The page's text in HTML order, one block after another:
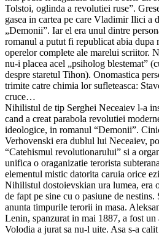
Tolstoi, oglinda a revolutiei ruse”.
gasea in cartea pe care Vladimir Ilici a
„Demonii”. Iar el era unul dintre
romanul a putut fi republicat abia dupa
operelor complete ale marelui scriitor.
nu-i placea acel „psiholog blestemat”
despre staretul Tihon). Onomastica
trimite catre chimia lor sufleteasca:
cruce…
Nihilistul de tip Serghei Neceaiev l-a
cand a creat parabola revolutiei
ideologice, in romanul “Demonii”.
Verhovenski era dublul lui Neceaiev,
“Catehismul revolutionarului” si a
unifica o oraganizatie terorista
elementul mistic datorita caruia orice
Nihilistul dostoievskian ura lumea, era
de fapt pe sine cu o pasiune de
anunta timpurile terorii in masa.
Lenin, spanzurat in mai 1887, a fost un
Volodia a jurat sa nu-l uite. Asa s-a